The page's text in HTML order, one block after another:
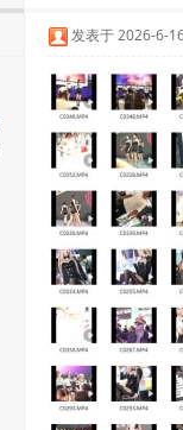
发表于 2026-6-